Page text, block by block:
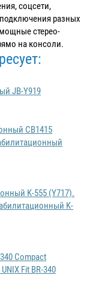
соцсети,
подключения разных
стерео-
на консоли.
JB-Y919
K-
Fit BR-340